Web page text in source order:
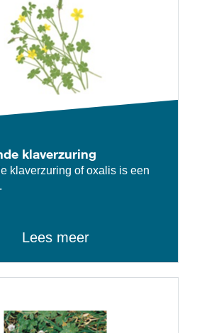
klaverzuring
klaverzuring of oxalis is een
Lees meer